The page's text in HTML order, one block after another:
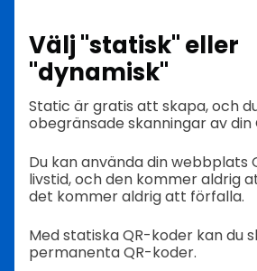
Välj "statisk" eller
"dynamisk"
Static är gratis att skapa, och
obegränsade skanningar av din
Du kan använda din webbplats
livstid, och den kommer aldrig
det kommer aldrig att förfalla.
Med statiska QR-koder kan du
permanenta QR-koder.